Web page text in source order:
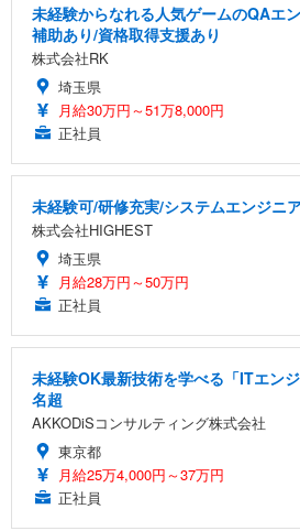
未経験からなれる人気ゲームのQAエ
補助あり/資格取得支援あり
株式会社RK
埼玉県
月給30万円～51万8,000円
正社員
未経験可/研修充実/システムエンジニ
株式会社HIGHEST
埼玉県
月給28万円～50万円
正社員
未経験OK最新技術を学べる「ITエン
名超
AKKODiSコンサルティング株式会社
東京都
月給25万4,000円～37万円
正社員